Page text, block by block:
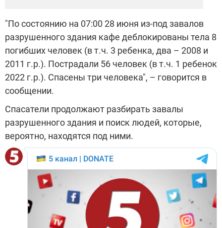
"По состоянию на 07:00 28 июня из-под завалов
разрушенного здания кафе деблокированы тела 8
погибших человек (в т.ч. 3 ребенка, два – 2008 и
2011 г.р.). Пострадали 56 человек (в т.ч. 1 ребенок
2022 г.р.). Спасены три человека", – говорится в
сообщении.
Спасатели продолжают разбирать завалы
разрушенного здания и поиск людей, которые,
вероятно, находятся под ними.